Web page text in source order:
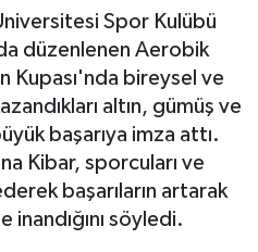
Spor Kulübü
düzenlenen Aerobik
Kupası'nda bireysel ve
altın, gümüş ve
başarıya imza attı.
Kibar, sporcuları ve
başarıların artarak
söyledi.